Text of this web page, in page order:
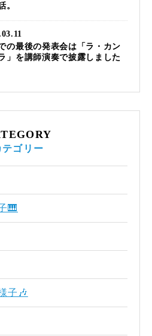
。
の最後の発表会は「ラ・カン
」を講師演奏で披露しました
テゴリー
🎹
子🎶